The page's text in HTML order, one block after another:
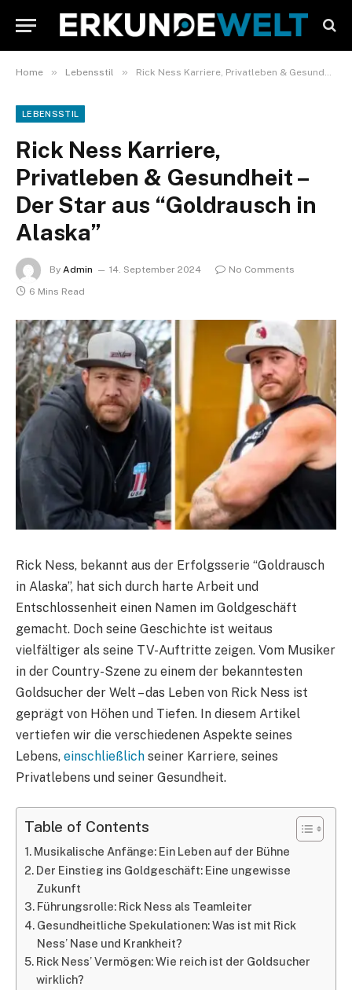
Home » Lebensstil » Rick Ness Karriere, Privatleben & Gesundheit – Der Star aus “Goldrausch in Alaska”
LEBENSSTIL
Rick Ness Karriere,
Privatleben & Gesundheit –
Der Star aus “Goldrausch in
Alaska”
By Admin 14. September 2024
No Comments
6 Mins Read
Rick Ness, bekannt aus der Erfolgsserie “Goldrausch
in Alaska”, hat sich durch harte Arbeit und
Entschlossenheit einen Namen im Goldgeschäft
gemacht. Doch seine Geschichte ist weitaus
vielfältiger als seine TV-Auftritte zeigen. Vom Musiker
in der Country-Szene zu einem der bekanntesten
Goldsucher der Welt – das Leben von Rick Ness ist
geprägt von Höhen und Tiefen. In diesem Artikel
vertiefen wir die verschiedenen Aspekte seines
Lebens, einschließlich seiner Karriere, seines
Privatlebens und seiner Gesundheit.
Table of Contents
Musikalische Anfänge: Ein Leben auf der Bühne
Der Einstieg ins Goldgeschäft: Eine ungewisse
Zukunft
Führungsrolle: Rick Ness als Teamleiter
Gesundheitliche Spekulationen: Was ist mit Rick
Ness’ Nase und Krankheit?
Rick Ness’ Vermögen: Wie reich ist der Goldsucher
wirklich?